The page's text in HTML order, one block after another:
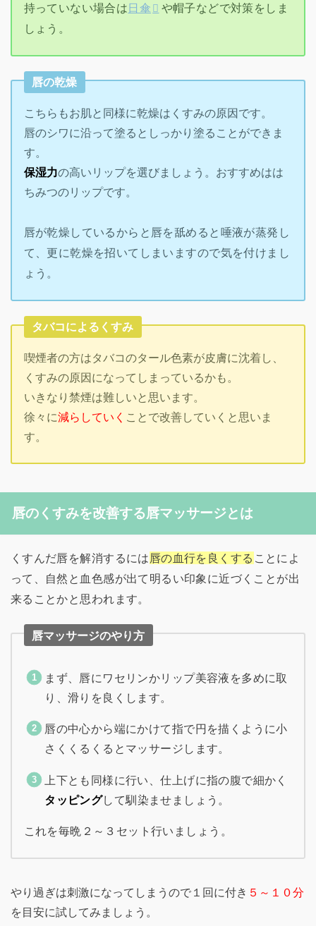
持っていない場合は日傘
や帽子などで対策をしま
しょう。
唇の乾燥
こちらもお肌と同様に乾燥はくすみの原因です。
唇のシワに沿って塗るとしっかり塗ることができま
す。
保湿力の高いリップを選びましょう。おすすめはは
ちみつのリップです。
唇が乾燥しているからと唇を舐めると唾液が蒸発し
て、更に乾燥を招いてしまいますので気を付けまし
ょう。
タバコによるくすみ
喫煙者の方はタバコのタール色素が皮膚に沈着し、
くすみの原因になってしまっているかも。
いきなり禁煙は難しいと思います。
徐々に減らしていく ことで改善していくと思いま
す。
唇のくすみを改善する唇マッサージとは
くすんだ唇を解消するには 唇の血行を良くする ことによ
って、自然と血色感が出て明るい印象に近づくことが出
来ることかと思われます。
唇マッサージのやり方
まず、唇にワセリンかリップ美容液を多めに取
り、滑りを良くします。
唇の中心から端にかけて指で円を描くように小
さくくるくるとマッサージします。
上下とも同様に行い、仕上げに指の腹で細かく
タッピングして馴染ませましょう。
これを毎晩２～３セット行いましょう。
やり過ぎは刺激になってしまうので１回に付き ５～１０分
を目安に試してみましょう。